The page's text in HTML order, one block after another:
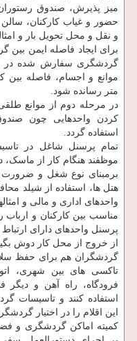
میز پذیرش، صندوق
حضور و غیاب کارکنان،
و نقل و محل تحویل بار و
برای ایجاد فاصله ایمن
گردشگری سفارش شده در
موانع و اجسام، فاصله بین
متر رسانده شود.
در مرحله دوم از موانع
کردن واحدهایی چون
استفاده گردد.
تمام پرسنل شاغل در
موظفند هنگام کار از ماسک،
برمبنای نوع شغل و ضرورت
هتل ها، استفاده از شیلد
واحدهای اداری و مالی و
مناسب بین کارکنان و ارباب
پرسنل واحدهای دارای
از خروج از محل کار دوش
گردشگران هم برای حفظ
تاکسی های بین شهری،
فرودگاه، راه آهن و
استفاده کنند و تاسیسات
این اقلام را در اختیار
کمیته اماکن گردشگری و